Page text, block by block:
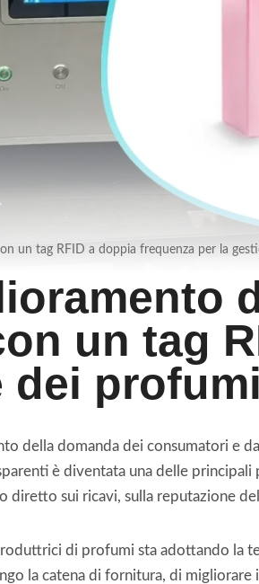
un tag RFID a doppia frequenza per la
un tag
dei profumi
della domanda dei consumatori e
è diventata una delle
sui ricavi, sulla reputazione
di profumi sta adottando la
la catena di fornitura, di